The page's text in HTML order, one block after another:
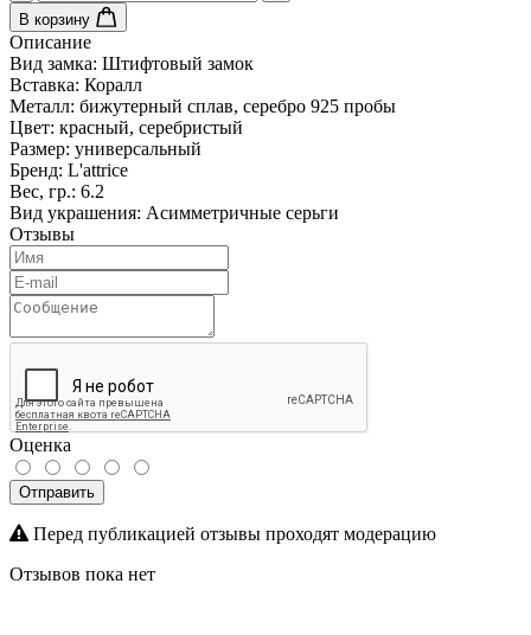
В корзину
Описание
Вид замка: Штифтовый замок
Вставка: Коралл
Металл: бижутерный сплав, серебро 925 пробы
Цвет: красный, серебристый
Размер: универсальный
Бренд: L'attrice
Вес, гр.: 6.2
Вид украшения: Асимметричные серьги
Отзывы
Оценка
Отправить
Перед публикацией отзывы проходят модерацию
Отзывов пока нет